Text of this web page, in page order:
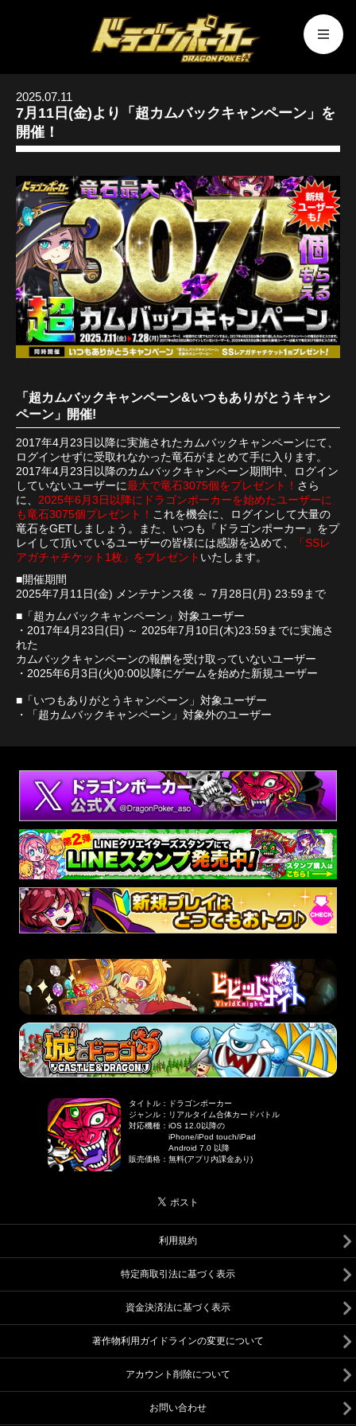
2025.07.11
7月11日(金)より「超カムバックキャンペーン」を
開催！
「超カムバックキャンペーン&いつもありがとうキャン
ペーン」開催!
2017年4月23日以降に実施されたカムバックキャンペーンにて、
ログインせずに受取れなかった竜石がまとめて手に入ります。
2017年4月23日以降のカムバックキャンペーン期間中、ログイン
していないユーザーに最大で竜石3075個をプレゼント！ さら
に、 2025年6月3日以降にドラゴンポーカーを始めたユーザーに
も竜石3075個プレゼント！ これを機会に、ログインして大量の
竜石をGETしましょう。また、いつも『ドラゴンポーカー』をプ
レイして頂いているユーザーの皆様には感謝を込めて、
「SSレ
アガチャチケット1枚」をプレゼント いたします。
■開催期間
2025年7月11日(金) メンテナンス後 ～ 7月28日(月) 23:59まで
■「超カムバックキャンペーン」対象ユーザー
・2017年4月23日(日) ～ 2025年7月10日(木)23:59までに実施さ
れた
カムバックキャンペーンの報酬を受け取っていないユーザー
・2025年6月3日(火)0:00以降にゲームを始めた新規ユーザー
■「いつもありがとうキャンペーン」対象ユーザー
・「超カムバックキャンペーン」対象外のユーザー
タイトル ：
ドラゴンポーカー
ジャンル ： リアルタイム合体カードバトル
対応機種 ：iOS 12.0以降の
iPhone/iPod touch/iPad
Android 7.0 以降
販売価格 ：無料(アプリ内課金あり)
利用規約
特定商取引法に基づく表示
資金決済法に基づく表示
著作物利用ガイドラインの変更について
アカウント削除について
お問い合わせ